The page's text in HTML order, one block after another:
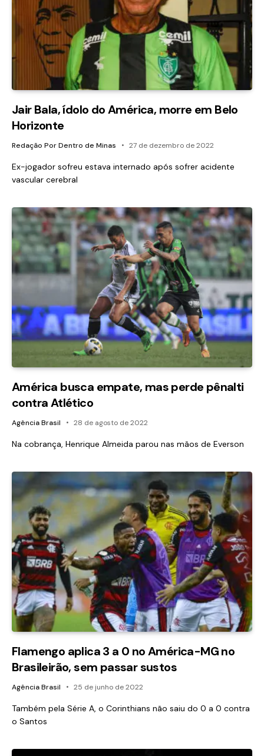
Jair Bala, ídolo do América, morre em Belo
Horizonte
Redação Por Dentro de Minas 27 de dezembro de 2022
Ex-jogador sofreu estava internado após sofrer acidente
vascular cerebral
América busca empate, mas perde pênalti
contra Atlético
Agência Brasil 28 de agosto de 2022
Na cobrança, Henrique Almeida parou nas mãos de Everson
Flamengo aplica 3 a 0 no América-MG no
Brasileirão, sem passar sustos
Agência Brasil 25 de junho de 2022
Também pela Série A, o Corinthians não saiu do 0 a 0 contra
o Santos